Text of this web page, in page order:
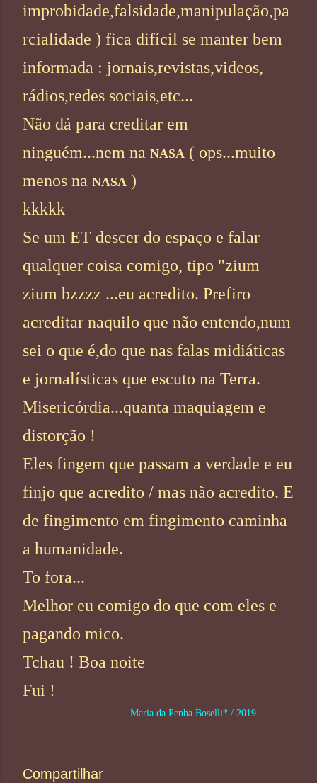
improbidade,falsidade,manipulação,pa
rcialidade ) fica difícil se manter bem
informada : jornais,revistas,videos,
rádios,redes sociais,etc...
Não dá para creditar em
ninguém...nem na NASA ( ops...muito
menos na NASA )
kkkkk
Se um ET descer do espaço e falar
qualquer coisa comigo, tipo "zium
zium bzzzz ...eu acredito. Prefiro
acreditar naquilo que não entendo,num
sei o que é,do que nas falas midiáticas
e jornalísticas que escuto na Terra.
Misericórdia...quanta maquiagem e
distorção !
Eles fingem que passam a verdade e eu
finjo que acredito / mas não acredito. E
de fingimento em fingimento caminha
a humanidade.
To fora...
Melhor eu comigo do que com eles e
pagando mico.
Tchau ! Boa noite
Fui !
Maria da Penha Boselli* / 2019
Compartilhar